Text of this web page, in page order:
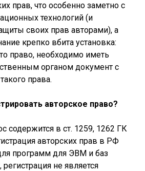
прав, что особенно заметно с
технологий (и
своих прав авторами), а
крепко вбита установка:
право, необходимо иметь
органом документ с
права.
авторское право?
содержится в ст. 1259, 1262 ГК
авторских прав в РФ
программ для ЭВМ и баз
не является